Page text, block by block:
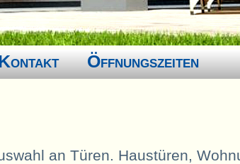
Öffnungszeiten
an Türen. Haustüren,